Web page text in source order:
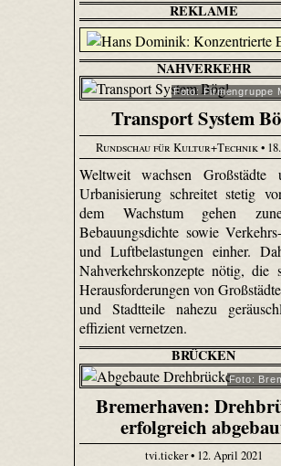
REKLAME
NAHVERKEHR
Foto: Firmengruppe
Transport System
Rundschau für Kultur+Technik•
Weltweit wachsen Großstädte
Urbanisierung schreitet stetig
dem Wachstum gehen
Bebauungsdichte sowie
und Luftbelastungen einher.
Nahverkehrskonzepte nötig, die
Herausforderungen von
und Stadtteile nahezu
effizient vernetzen.
BRÜCKEN
Foto:
Bremerhaven:
erfolgreich
tvi.ticker • 12. April 2021